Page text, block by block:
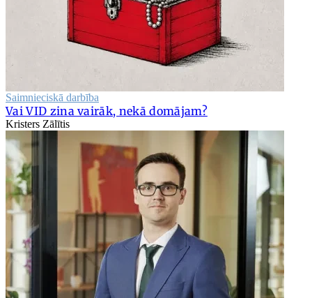
Saimnieciskā darbība
Vai VID zina vairāk, nekā domājam?
Kristers Zālītis